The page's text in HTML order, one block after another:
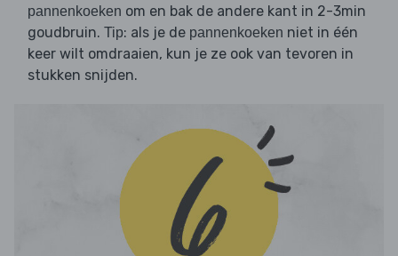
pannenkoeken om en bak de andere kant in 2-3min
goudbruin. Tip: als je de pannenkoeken niet in één
keer wilt omdraaien, kun je ze ook van tevoren in
stukken snijden.